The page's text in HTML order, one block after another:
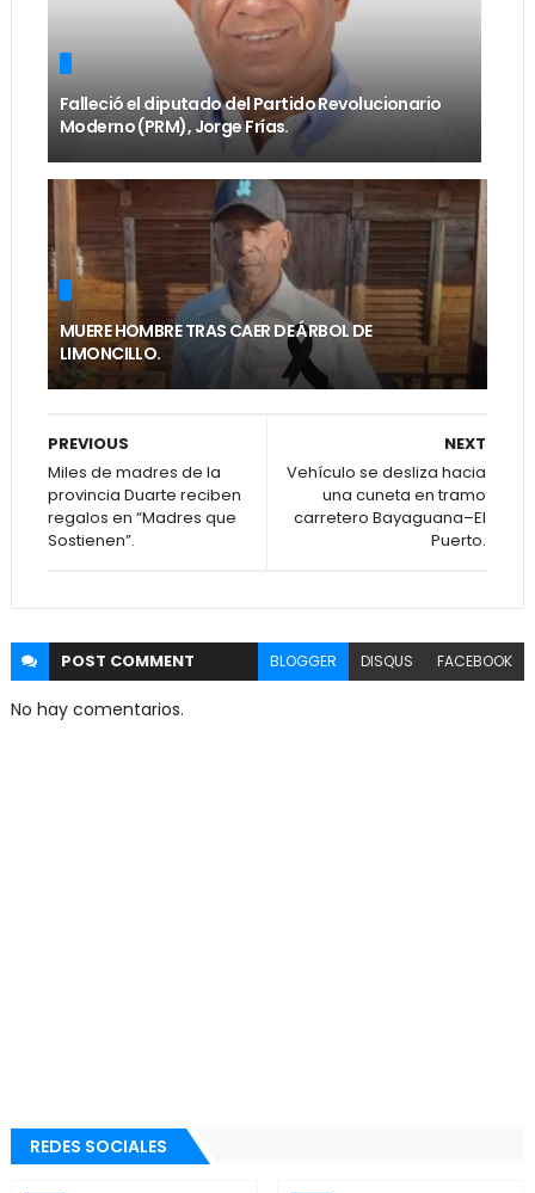
Falleció el diputado del Partido Revolucionario
Moderno (PRM), Jorge Frías.
MUERE HOMBRE TRAS CAER DE ÁRBOL DE
LIMONCILLO.
NEXT
Vehículo se desliza hacia
una cuneta en tramo
carretero Bayaguana–El
Puerto.
PREVIOUS
Miles de madres de la
provincia Duarte reciben
regalos en “Madres que
Sostienen”.
POST COMMENT BLOGGER DISQUS FACEBOOK
No hay comentarios.
REDES SOCIALES